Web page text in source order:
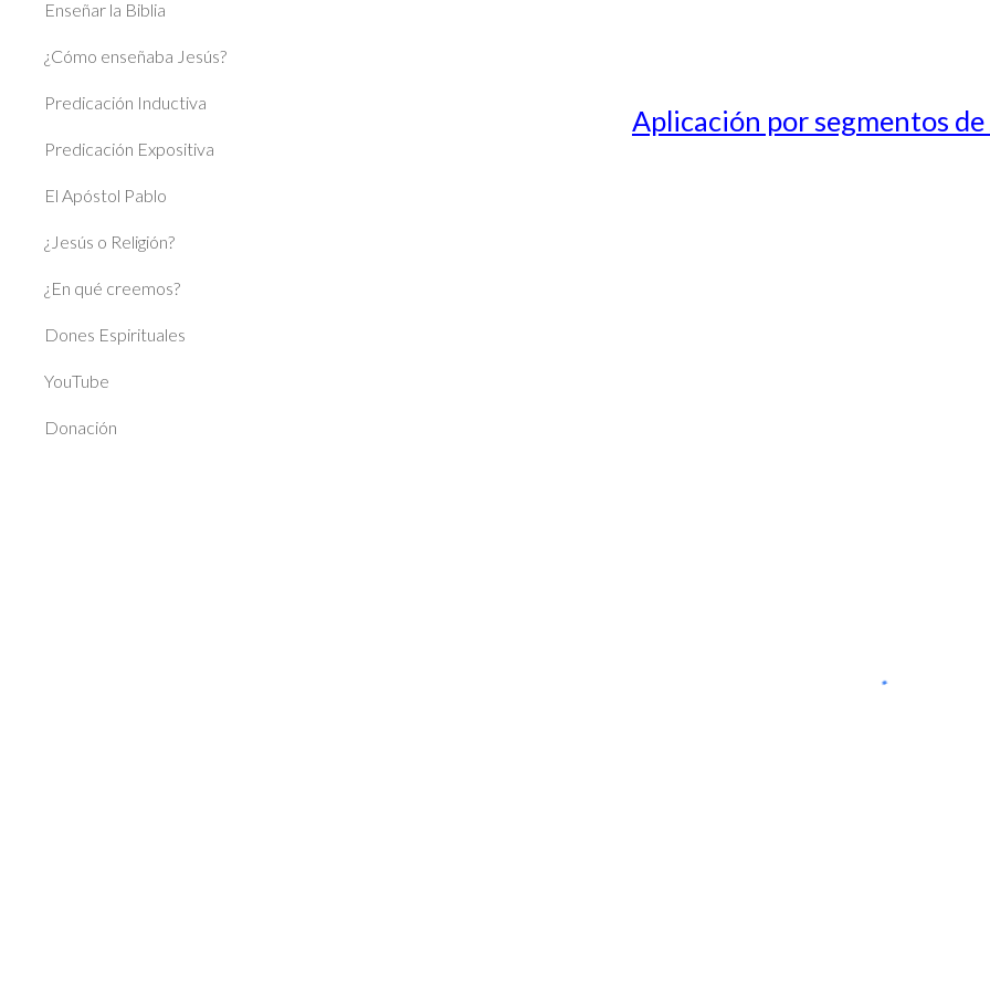
Enseñar la Biblia
¿Cómo enseñaba Jesús?
Predicación Inductiva
Predicación Expositiva
El Apóstol Pablo
¿Jesús o Religión?
¿En qué creemos?
Dones Espirituales
YouTube
Donación
Aplicación por segmentos